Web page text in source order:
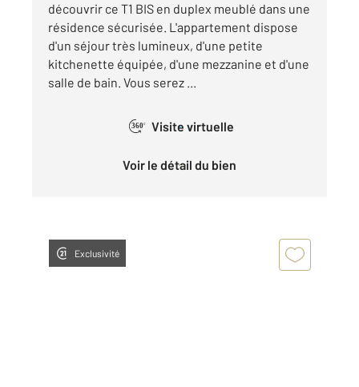
découvrir ce T1 BIS en duplex meublé dans une
résidence sécurisée. L'appartement dispose
d'un séjour très lumineux, d'une petite
kitchenette équipée, d'une mezzanine et d'une
salle de bain. Vous serez ...
360° Visite virtuelle
Voir le détail du bien
Exclusivité